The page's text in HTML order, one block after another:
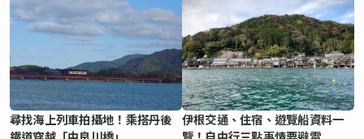
尋找海上列車拍攝地！乘搭丹後
伊根交通、住宿、遊覽船資料一